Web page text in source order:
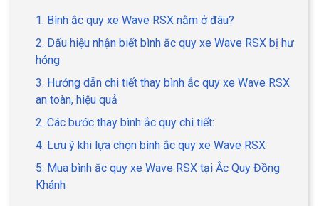
1. Bình ắc quy xe Wave RSX nằm ở đâu?
2. Dấu hiệu nhận biết bình ắc quy xe Wave RSX bị hư
hỏng
3. Hướng dẫn chi tiết thay bình ắc quy xe Wave RSX
an toàn, hiệu quả
2. Các bước thay bình ắc quy chi tiết:
4. Lưu ý khi lựa chọn bình ắc quy xe Wave RSX
5. Mua bình ắc quy xe Wave RSX tại Ắc Quy Đồng
Khánh